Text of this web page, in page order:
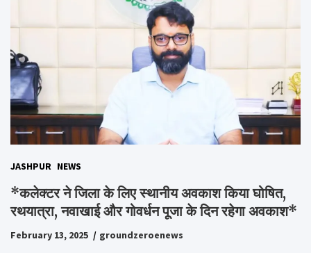
JASHPUR NEWS
*कलेक्टर ने जिला के लिए स्थानीय अवकाश किया घोषित,
रथयात्रा, नवाखाई और गोवर्धन पूजा के दिन रहेगा अवकाश*
February 13, 2025 groundzeroenews